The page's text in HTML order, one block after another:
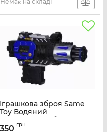
Немає на складі
Іграшкова зброя Same
Toy Водяний
електричний бластер
777-C1Ut
350 грн